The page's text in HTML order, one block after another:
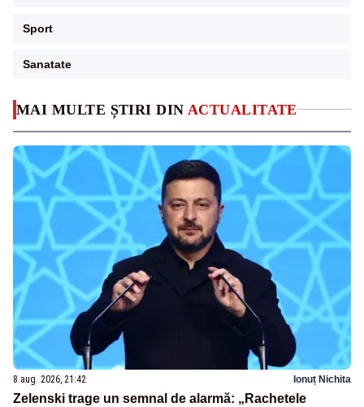
MAI MULTE ȘTIRI DIN ACTUALITATE
8 aug. 2026, 21:42 Ionuț Nichita
Zelenski trage un semnal de alarmă: „Rachetele
Sport
Sanatate